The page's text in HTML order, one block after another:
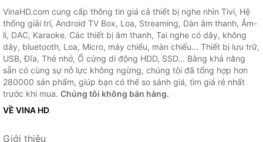
VinaHD.com cung cấp thông tin giá cả thiết bị nghe nhìn Tivi, Hệ
thống giải trí, Android TV Box, Loa, Streaming, Dàn âm thanh, Âm-
li, DAC, Karaoke. Các thiết bị âm thanh, Tai nghe có dây, không
dây, bluetooth, Loa, Micro, máy chiếu, màn chiếu... Thiết bị lưu trữ,
USB, Đĩa, Thẻ nhớ, Ổ cứng di động HDD, SSD... Bằng khả năng
sẵn có cùng sự nỗ lực không ngừng, chúng tôi đã tổng hợp hơn
280000 sản phẩm, giúp bạn có thể so sánh giá, tìm giá rẻ nhất
trước khi mua. Chúng tôi không bán hàng.
VỀ VINA HD
Giới thiệu